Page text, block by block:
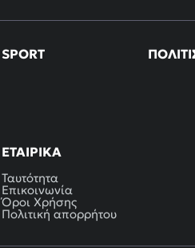
SPORT
ΕΤΑΙΡΙΚΆ
Ταυτότητα
Επικοινωνία
Όροι Χρήσης
Πολιτική απορρήτου